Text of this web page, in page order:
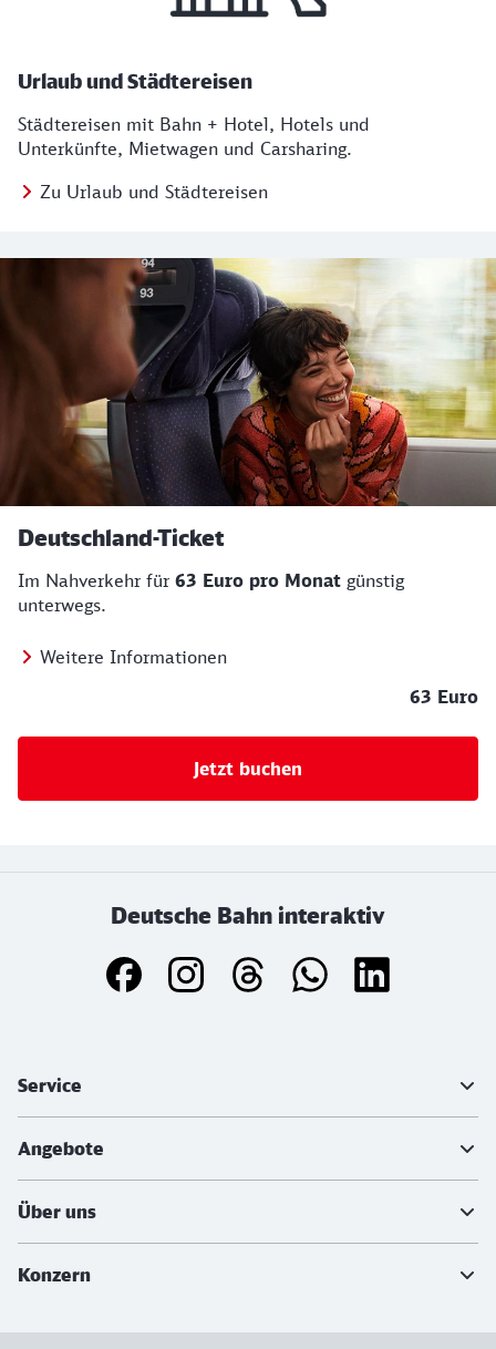
Urlaub und Städtereisen
Städtereisen mit Bahn + Hotel, Hotels und
Unterkünfte, Mietwagen und Carsharing.
Zu Urlaub und Städtereisen
Regionales Angebot
Deutschland-Ticket
Im Nahverkehr für 63 Euro pro Monat günstig
unterwegs.
Weitere Informationen
63 Euro
Jetzt buchen
Deutsche Bahn interaktiv
Service
Angebote
Über uns
Konzern